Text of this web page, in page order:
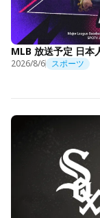
MLB 放送予定 日本
2026/8/6 スポーツ